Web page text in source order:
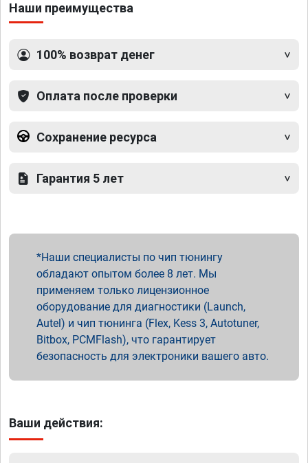
Наши преимущества
100% возврат денег
Оплата после проверки
Сохранение ресурса
Гарантия 5 лет
Наши специалисты по чип тюнингу
обладают опытом более 8 лет. Мы
применяем только лицензионное
оборудование для диагностики (Launch,
Autel) и чип тюнинга (Flex, Kess 3, Autotuner,
Bitbox, PCMFlash), что гарантирует
безопасность для электроники вашего авто.
Ваши действия: